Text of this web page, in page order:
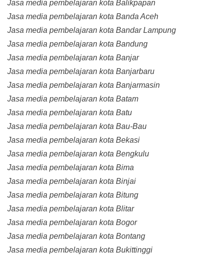
Jasa media pembelajaran kota Balikpapan
Jasa media pembelajaran kota Banda Aceh
Jasa media pembelajaran kota Bandar Lampung
Jasa media pembelajaran kota Bandung
Jasa media pembelajaran kota Banjar
Jasa media pembelajaran kota Banjarbaru
Jasa media pembelajaran kota Banjarmasin
Jasa media pembelajaran kota Batam
Jasa media pembelajaran kota Batu
Jasa media pembelajaran kota Bau-Bau
Jasa media pembelajaran kota Bekasi
Jasa media pembelajaran kota Bengkulu
Jasa media pembelajaran kota Bima
Jasa media pembelajaran kota Binjai
Jasa media pembelajaran kota Bitung
Jasa media pembelajaran kota Blitar
Jasa media pembelajaran kota Bogor
Jasa media pembelajaran kota Bontang
Jasa media pembelajaran kota Bukittinggi